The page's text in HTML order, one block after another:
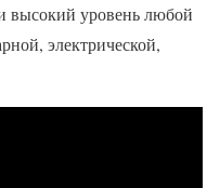
высокий уровень любой
электрической,